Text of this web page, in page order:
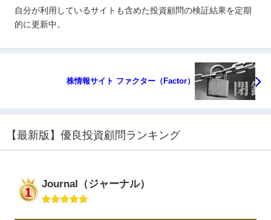
自分が利用しているサイトも含めた投資顧問の検証結果を定期
的に更新中。
株情報サイト ファクター（Factor）
【最新版】優良投資顧問ランキング
Journal（ジャーナル）